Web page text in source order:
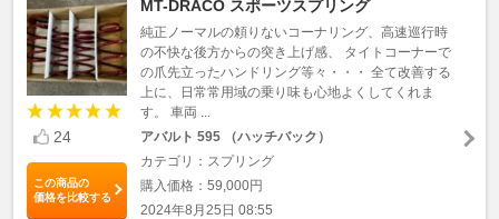
24
この商品の
価格を比較する
MT-DRACO スポーツスプリング
純正ノーマルの頼りないコーナリング、高速巡行時
の不快な後方からの突き上げ感、 タイトコーナーで
の爪先立ったハンドリング等々・・・ 全て改善する
上に、日常常用域の乗り味も心地よくしてくれま
す。 車両 ...
アバルト 595 （ハッチバック）
カテゴリ：スプリング
購入価格：59,000円
2024年8月25日 08:55